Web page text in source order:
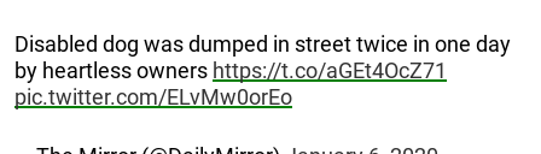
Disabled dog was dumped in street twice in one day
by heartless owners https://t.co/aGEt4OcZ71
pic.twitter.com/ELvMw0orEo